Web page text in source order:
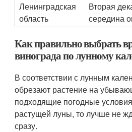
Ленинградская
область
Вторая
середина
Как правильно выбрать
винограда по лунному
В соответствии с лунным
обрезают растение на
подходящие погодные
растущей луны, то лучше не
сразу.